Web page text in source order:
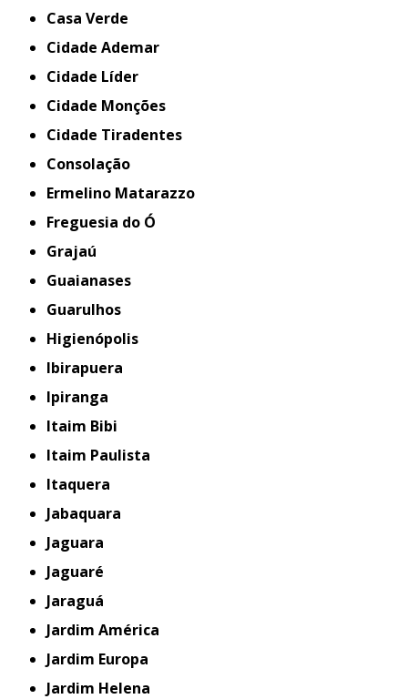
Casa Verde
Cidade Ademar
Cidade Líder
Cidade Monções
Cidade Tiradentes
Consolação
Ermelino Matarazzo
Freguesia do Ó
Grajaú
Guaianases
Guarulhos
Higienópolis
Ibirapuera
Ipiranga
Itaim Bibi
Itaim Paulista
Itaquera
Jabaquara
Jaguara
Jaguaré
Jaraguá
Jardim América
Jardim Europa
Jardim Helena